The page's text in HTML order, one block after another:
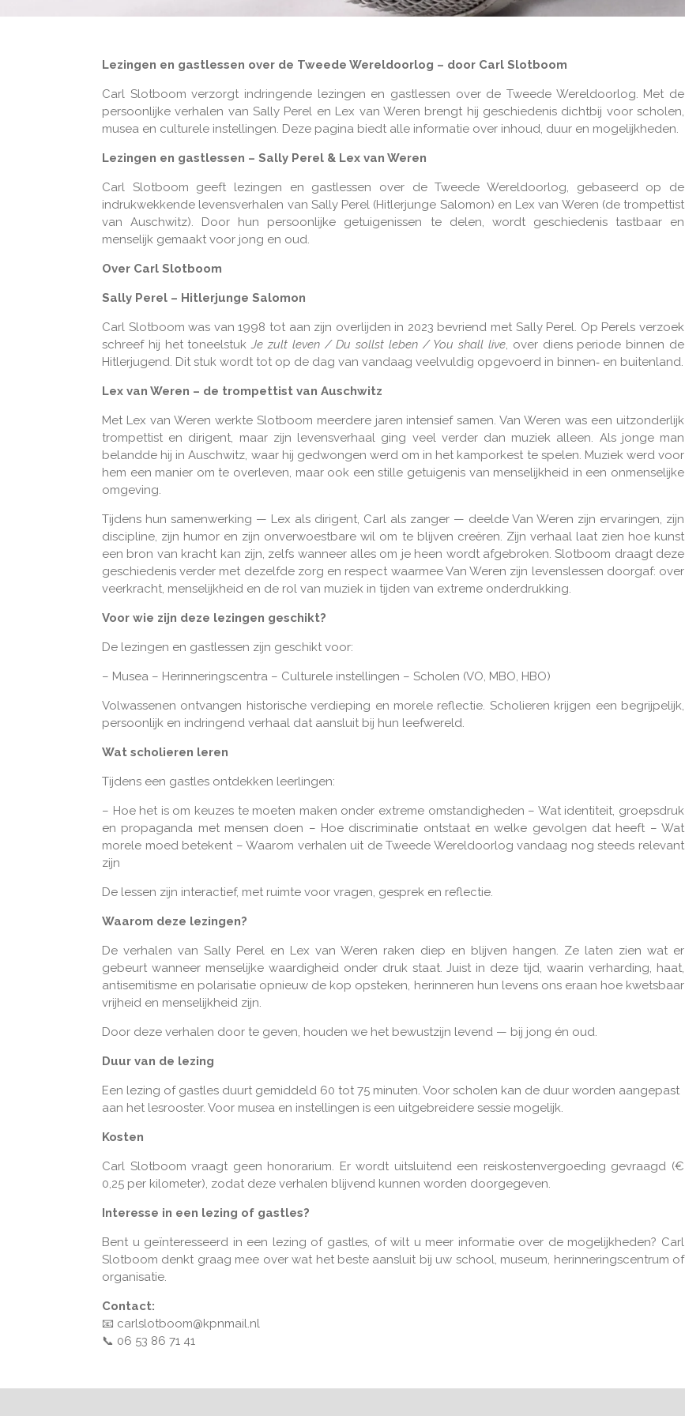
Lezingen en gastlessen over de Tweede Wereldoorlog – door Carl Slotboom
Carl Slotboom verzorgt indringende lezingen en gastlessen over de Tweede Wereldoorlog. Met de
persoonlijke verhalen van Sally Perel en Lex van Weren brengt hij geschiedenis dichtbij voor scholen,
musea en culturele instellingen. Deze pagina biedt alle informatie over inhoud, duur en mogelijkheden.
Lezingen en gastlessen – Sally Perel & Lex van Weren
Carl Slotboom geeft lezingen en gastlessen over de Tweede Wereldoorlog, gebaseerd op de
indrukwekkende levensverhalen van Sally Perel (Hitlerjunge Salomon) en Lex van Weren (de trompettist
van Auschwitz). Door hun persoonlijke getuigenissen te delen, wordt geschiedenis tastbaar en
menselijk gemaakt voor jong en oud.
Over Carl Slotboom
Sally Perel – Hitlerjunge Salomon
Carl Slotboom was van 1998 tot aan zijn overlijden in 2023 bevriend met Sally Perel. Op Perels verzoek
schreef hij het toneelstukJe zult leven / Du sollst leben / You shall live , over diens periode binnen de
Hitlerjugend. Dit stuk wordt tot op de dag van vandaag veelvuldig opgevoerd in binnen‑ en buitenland.
Lex van Weren – de trompettist van Auschwitz
Met Lex van Weren werkte Slotboom meerdere jaren intensief samen. Van Weren was een uitzonderlijk
trompettist en dirigent, maar zijn levensverhaal ging veel verder dan muziek alleen. Als jonge man
belandde hij in Auschwitz, waar hij gedwongen werd om in het kamporkest te spelen. Muziek werd voor
hem een manier om te overleven, maar ook een stille getuigenis van menselijkheid in een onmenselijke
omgeving.
Tijdens hun samenwerking — Lex als dirigent, Carl als zanger — deelde Van Weren zijn ervaringen, zijn
discipline, zijn humor en zijn onverwoestbare wil om te blijven creëren. Zijn verhaal laat zien hoe kunst
een bron van kracht kan zijn, zelfs wanneer alles om je heen wordt afgebroken. Slotboom draagt deze
geschiedenis verder met dezelfde zorg en respect waarmee Van Weren zijn levenslessen doorgaf: over
veerkracht, menselijkheid en de rol van muziek in tijden van extreme onderdrukking.
Voor wie zijn deze lezingen geschikt?
De lezingen en gastlessen zijn geschikt voor:
– Musea – Herinneringscentra – Culturele instellingen – Scholen (VO, MBO, HBO)
Volwassenen ontvangen historische verdieping en morele reflectie. Scholieren krijgen een begrijpelijk,
persoonlijk en indringend verhaal dat aansluit bij hun leefwereld.
Wat scholieren leren
Tijdens een gastles ontdekken leerlingen:
– Hoe het is om keuzes te moeten maken onder extreme omstandigheden – Wat identiteit, groepsdruk
en propaganda met mensen doen – Hoe discriminatie ontstaat en welke gevolgen dat heeft – Wat
morele moed betekent – Waarom verhalen uit de Tweede Wereldoorlog vandaag nog steeds relevant
zijn
De lessen zijn interactief, met ruimte voor vragen, gesprek en reflectie.
Waarom deze lezingen?
De verhalen van Sally Perel en Lex van Weren raken diep en blijven hangen. Ze laten zien wat er
gebeurt wanneer menselijke waardigheid onder druk staat. Juist in deze tijd, waarin verharding, haat,
antisemitisme en polarisatie opnieuw de kop opsteken, herinneren hun levens ons eraan hoe kwetsbaar
vrijheid en menselijkheid zijn.
Door deze verhalen door te geven, houden we het bewustzijn levend — bij jong én oud.
Duur van de lezing
Een lezing of gastles duurt gemiddeld 60 tot 75 minuten. Voor scholen kan de duur worden aangepast
aan het lesrooster. Voor musea en instellingen is een uitgebreidere sessie mogelijk.
Kosten
Carl Slotboom vraagt geen honorarium. Er wordt uitsluitend een reiskostenvergoeding gevraagd (€
0,25 per kilometer), zodat deze verhalen blijvend kunnen worden doorgegeven.
Interesse in een lezing of gastles?
Bent u geïnteresseerd in een lezing of gastles, of wilt u meer informatie over de mogelijkheden? Carl
Slotboom denkt graag mee over wat het beste aansluit bij uw school, museum, herinneringscentrum of
organisatie.
Contact:
📧 carlslotboom@kpnmail.nl
📞 06 53 86 71 41